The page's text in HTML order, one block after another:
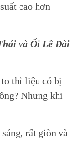
cao hơn
và Ổi Lê Đài
thì liệu có bị
Nhưng khi
rất giòn và